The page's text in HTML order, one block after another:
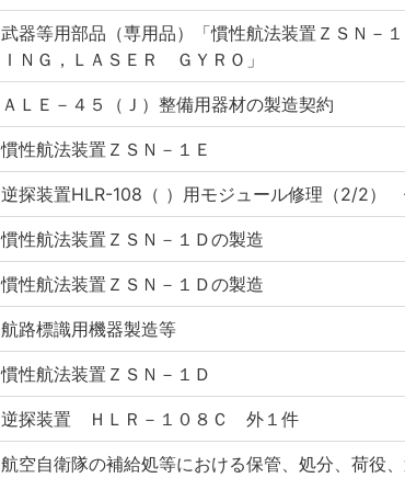
武器等用部品（専用品）「慣性航法装置ＺＳＮ－
ＩＮＧ，ＬＡＳＥＲ ＧＹＲＯ」
ＡＬＥ－４５（Ｊ）整備用器材の製造契約
慣性航法装置ＺＳＮ－１Ｅ
逆探装置HLR-108（ ）用モジュール修理（2/2）
慣性航法装置ＺＳＮ－１Ｄの製造
慣性航法装置ＺＳＮ－１Ｄの製造
航路標識用機器製造等
慣性航法装置ＺＳＮ－１Ｄ
逆探装置 ＨＬＲ－１０８Ｃ 外１件
航空自衛隊の補給処等における保管、処分、荷役